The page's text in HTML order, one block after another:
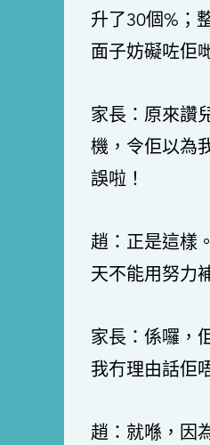
升了30個%；
面子妨礙咗佢
家長：原來讚
機，令佢以為
誤啦！
趙：正是這樣
天不能用努力
家長：係囉，
我冇理由話佢
趙：就喺，因